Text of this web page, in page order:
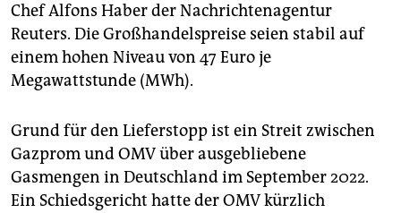
Chef Alfons Haber der Nachrichtenagentur
Reuters. Die Großhandelspreise seien stabil auf
einem hohen Niveau von 47 Euro je
Megawattstunde (MWh).
Grund für den Lieferstopp ist ein Streit zwischen
Gazprom und OMV über ausgebliebene
Gasmengen in Deutschland im September 2022.
Ein Schiedsgericht hatte der OMV kürzlich